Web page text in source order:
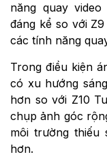
năng quay
đáng kể so với
các tính năng
Trong điều kiện
có xu hướng
hơn so với Z10
chụp ảnh góc
môi trường thiếu
hơn.